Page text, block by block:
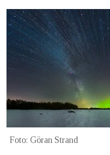
Foto: Göran Strand